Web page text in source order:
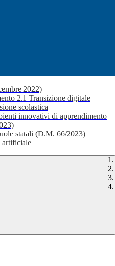
2022)
2.1 Transizione digitale
scolastica
innovativi di apprendimento
statali (D.M. 66/2023)
artificiale